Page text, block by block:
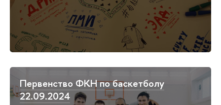
Первенство ФКН по баскетболу
22.09.2024